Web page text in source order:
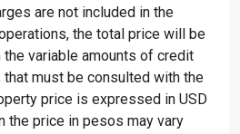
are not included in the
the total price will be
variable amounts of credit
must be consulted with the
price is expressed in USD
the price in pesos may vary